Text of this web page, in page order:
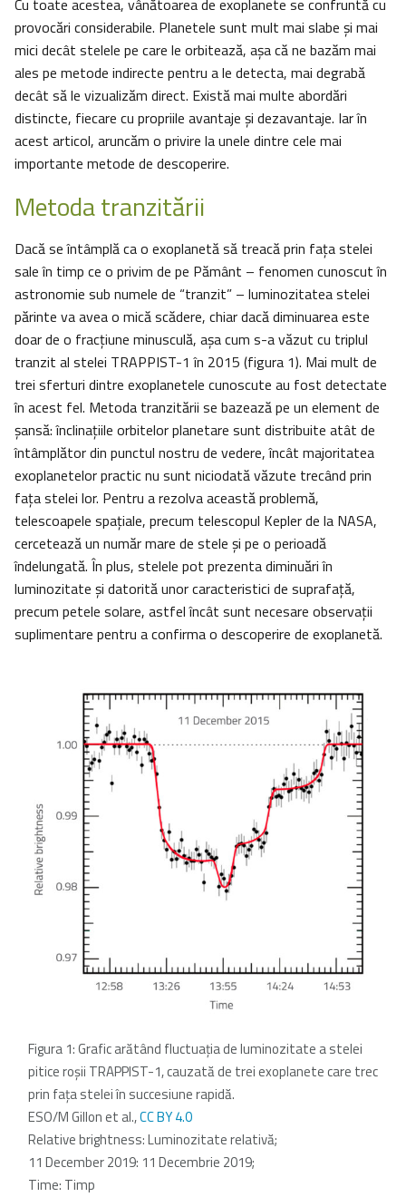
Cu toate acestea, vânătoarea de exoplanete se confruntă cu
provocări considerabile. Planetele sunt mult mai slabe și mai
mici decât stelele pe care le orbitează, așa că ne bazăm mai
ales pe metode indirecte pentru a le detecta, mai degrabă
decât să le vizualizăm direct. Există mai multe abordări
distincte, fiecare cu propriile avantaje și dezavantaje. Iar în
acest articol, aruncăm o privire la unele dintre cele mai
importante metode de descoperire.
Metoda tranzitării
Dacă se întâmplă ca o exoplanetă să treacă prin fața stelei
sale în timp ce o privim de pe Pământ – fenomen cunoscut în
astronomie sub numele de “tranzit” – luminozitatea stelei
părinte va avea o mică scădere, chiar dacă diminuarea este
doar de o fracțiune minusculă, așa cum s-a văzut cu triplul
tranzit al stelei TRAPPIST-1 în 2015 (figura 1). Mai mult de
trei sferturi dintre exoplanetele cunoscute au fost detectate
în acest fel. Metoda tranzitării se bazează pe un element de
şansă: înclinațiile orbitelor planetare sunt distribuite atât de
întâmplător din punctul nostru de vedere, încât majoritatea
exoplanetelor practic nu sunt niciodată văzute trecând prin
fața stelei lor. Pentru a rezolva această problemă,
telescoapele spațiale, precum telescopul Kepler de la NASA,
cercetează un număr mare de stele şi pe o perioadă
îndelungată. În plus, stelele pot prezenta diminuări în
luminozitate şi datorită unor caracteristici de suprafață,
precum petele solare, astfel încât sunt necesare observații
suplimentare pentru a confirma o descoperire de exoplanetă.
Figura 1: Grafic arătând fluctuaţia de luminozitate a stelei
pitice roșii TRAPPIST-1, cauzată de trei exoplanete care trec
prin fața stelei în succesiune rapidă.
ESO/M Gillon et al.,CC BY 4.0
Relative brightness: Luminozitate relativă;
11 December 2019: 11 Decembrie 2019;
Time: Timp